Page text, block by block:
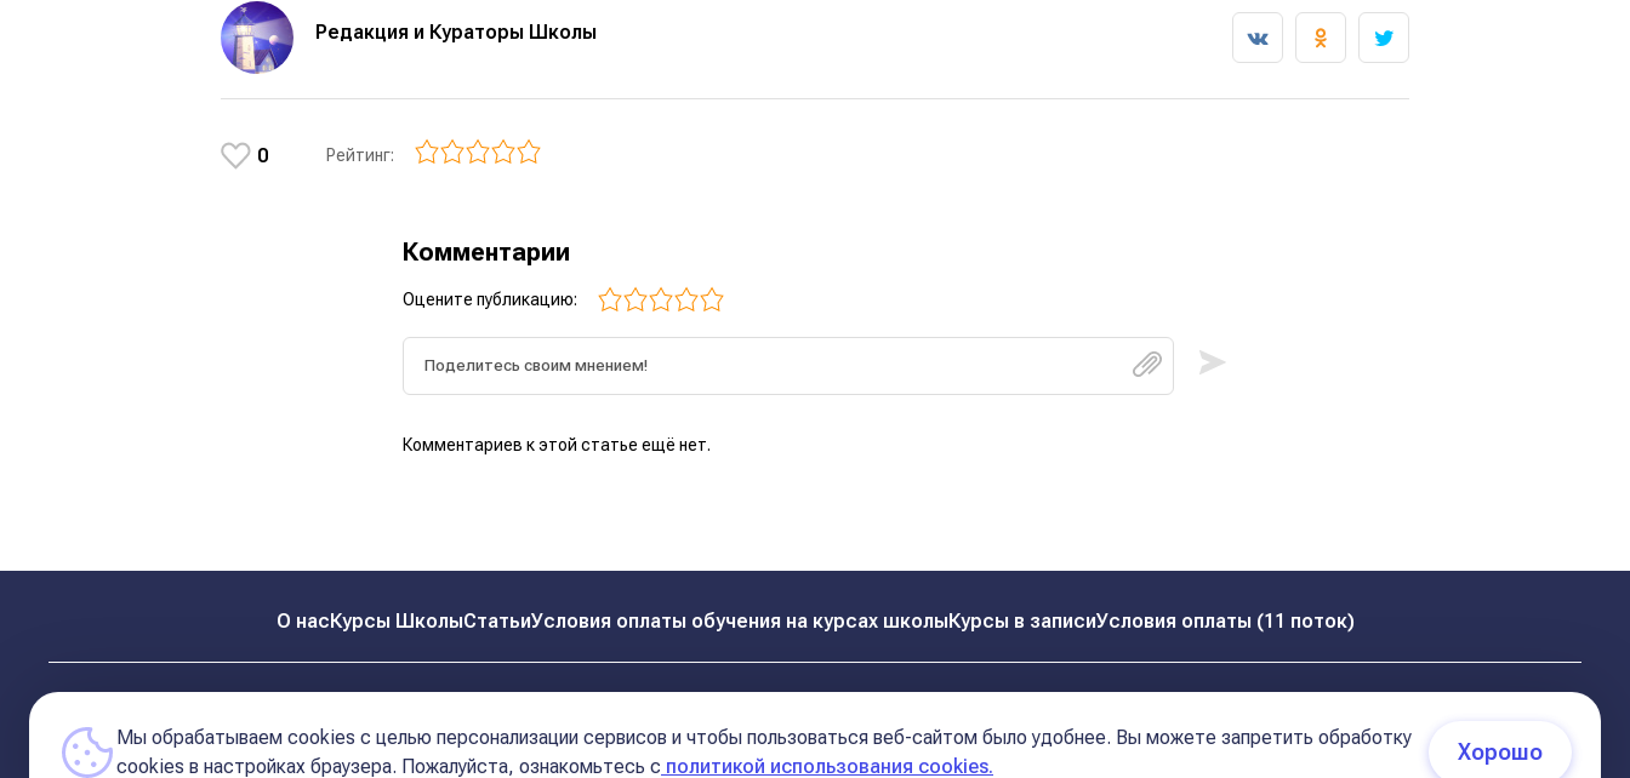
Редакция и Кураторы Школы
0 Рейтинг:
Комментарии
Оцените публикацию:
Комментариев к этой статье ещё нет.
О насКурсы ШколыСтатьиУсловия оплаты обучения на курсах школыКурсы в записиУсловия оплаты (11 поток)
Политика конфиденциальности Договор оферта (соглашение)
© 2026 Школа Астрологии
Мы обрабатываем cookies с целью персонализации сервисов и чтобы пользоваться веб-сайтом было удобнее. Вы можете запретить обработку
сookies в настройках браузера. Пожалуйста, ознакомьтесь с политикой использования cookies.
Хорошо